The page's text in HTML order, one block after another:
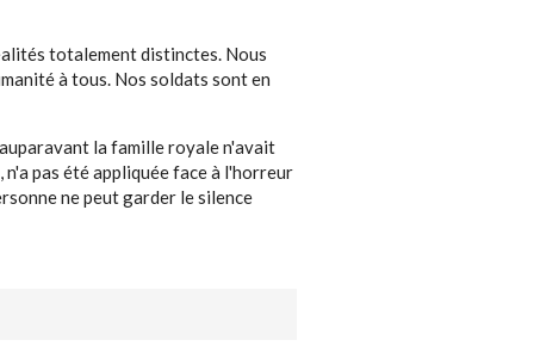
totalement distinctes. Nous
à tous. Nos soldats sont en
la famille royale n'avait
pas été appliquée face à l'horreur
ne peut garder le silence